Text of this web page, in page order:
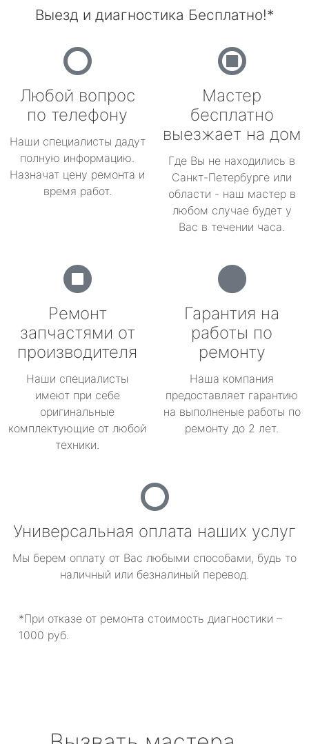
Выезд и диагностика Бесплатно!*
Любой вопрос
по телефону
Наши специалисты дадут
полную информацию.
Назначат цену ремонта и
время работ.
Мастер
бесплатно
выезжает на дом
Где Вы не находились в
Санкт-Петербурге или
области - наш мастер в
любом случае будет у
Вас в течении часа.
Ремонт
запчастями от
производителя
Наши специалисты
имеют при себе
оригинальные
комплектующие от любой
техники.
Гарантия на
работы по
ремонту
Наша компания
предоставляет гарантию
на выполненые работы по
ремонту до 2 лет.
Универсальная оплата наших услуг
Мы берем оплату от Вас любыми способами, будь то
наличный или безналиный перевод.
*При отказе от ремонта стоимость диагностики –
1000 руб.